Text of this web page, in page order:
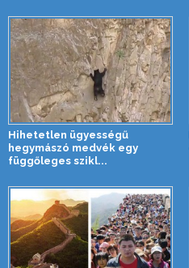
Hihetetlen ügyességű
hegymászó medvék egy
függőleges szikl...